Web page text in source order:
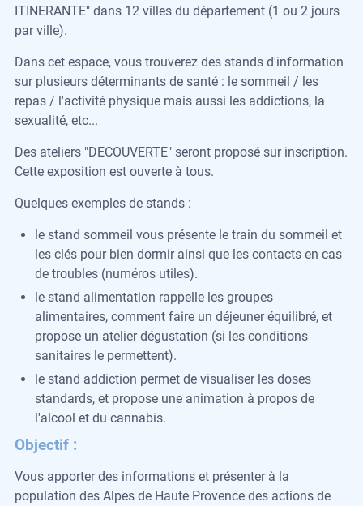
ITINERANTE" dans 12 villes du département (1 ou 2 jours
par ville).
Dans cet espace, vous trouverez des stands d'information
sur plusieurs déterminants de santé : le sommeil / les
repas / l'activité physique mais aussi les addictions, la
sexualité, etc...
Des ateliers "DECOUVERTE" seront proposé sur inscription.
Cette exposition est ouverte à tous.
Quelques exemples de stands :
le stand sommeil vous présente le train du sommeil et
les clés pour bien dormir ainsi que les contacts en cas
de troubles (numéros utiles).
le stand alimentation rappelle les groupes
alimentaires, comment faire un déjeuner équilibré, et
propose un atelier dégustation (si les conditions
sanitaires le permettent).
le stand addiction permet de visualiser les doses
standards, et propose une animation à propos de
l'alcool et du cannabis.
Objectif :
Vous apporter des informations et présenter à la
population des Alpes de Haute Provence des actions de